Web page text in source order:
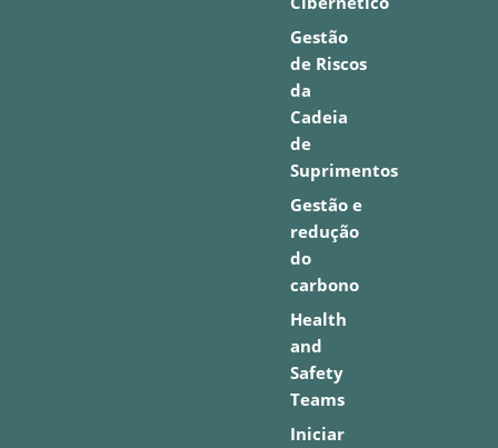
Gestão
de Riscos
da
Cadeia
de
Suprimentos
Gestão e
redução
do
carbono
Health
and
Safety
Teams
Iniciar